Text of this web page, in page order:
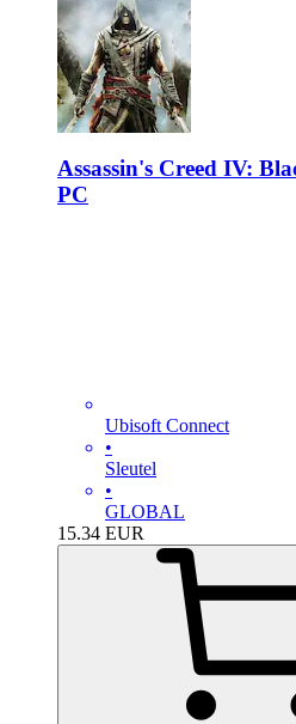
Assassin's Creed IV:
PC
Ubisoft Connect
•
Sleutel
•
GLOBAL
15.34 EUR